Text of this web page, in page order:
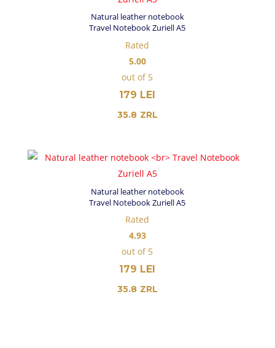
Natural leather notebook
Travel Notebook Zuriell A5
Rated
5.00
out of 5
179 LEI
35.8 ZRL
Natural leather notebook
Travel Notebook Zuriell A5
Rated
4.93
out of 5
179 LEI
35.8 ZRL